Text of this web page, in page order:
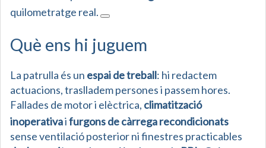
quilometratge real.
Què ens hi juguem
La patrulla és un espai de treball: hi redactem
actuacions, traslladem persones i passem hores.
Fallades de motor i elèctrica, climatització
inoperativaifurgons de càrrega recondicionats
sense ventilació posterior ni finestres practicables